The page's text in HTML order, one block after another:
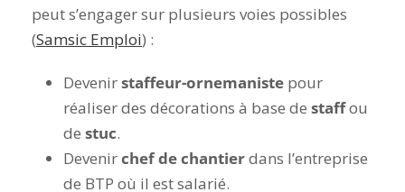
peut s’engager sur plusieurs voies possibles
(Samsic Emploi) :
Devenirstaffeur-ornemaniste pour
réaliser des décorations à base de staffou
de stuc.
Devenirchef de chantierdans l’entreprise
de BTP où il est salarié.